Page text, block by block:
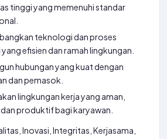
tinggi yang memenuhi standar
teknologi dan proses
efisien dan ramah lingkungan.
hubungan yang kuat dengan
dan pemasok.
lingkungan kerja yang aman,
produktif bagi karyawan.
Inovasi, Integritas, Kerjasama,